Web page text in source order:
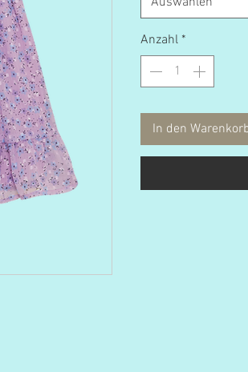
Anzahl *
In den